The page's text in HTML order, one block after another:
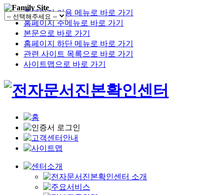
홈페이지 이용 메뉴로 바로 가기
홈페이지 주메뉴로 바로 가기
본문으로 바로 가기
홈페이지 하단 메뉴로 바로 가기
관련 사이트 목록으로 바로 가기
사이트맵으로 바로 가기